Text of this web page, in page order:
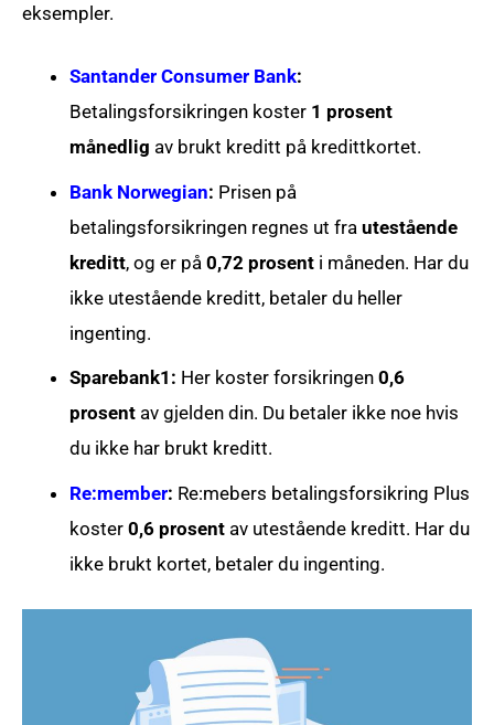
eksempler.
Santander Consumer Bank:
Betalingsforsikringen koster 1 prosent
månedlig av brukt kreditt på kredittkortet.
Bank Norwegian: Prisen på
betalingsforsikringen regnes ut fra utestående
kreditt, og er på 0,72 prosenti måneden. Har du
ikke utestående kreditt, betaler du heller
ingenting.
Sparebank1: Her koster forsikringen 0,6
prosentav gjelden din. Du betaler ikke noe hvis
du ikke har brukt kreditt.
Re:member: Re:mebers betalingsforsikring Plus
koster 0,6 prosentav utestående kreditt. Har du
ikke brukt kortet, betaler du ingenting.